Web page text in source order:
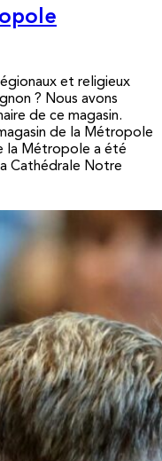
et religieux
? Nous avons
de ce magasin.
de la Métropole
la Métropole a été
Cathédrale Notre